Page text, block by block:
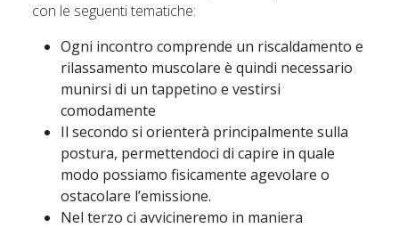
con le seguenti tematiche:
Ogni incontro comprende un riscaldamento e
rilassamento muscolare è quindi necessario
munirsi di un tappetino e vestirsi
comodamente
Il secondo si orienterà principalmente sulla
postura, permettendoci di capire in quale
modo possiamo fisicamente agevolare o
ostacolare l’emissione.
Nel terzo ci avvicineremo in maniera